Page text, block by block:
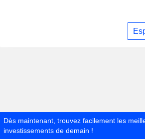
Dès maintenant, trouvez facilement les
investissements de demain !